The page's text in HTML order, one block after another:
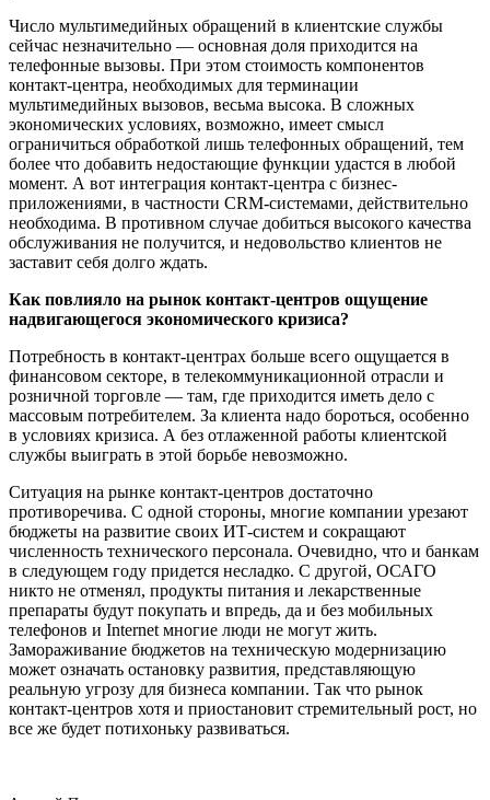
Число мультимедийных обращений в клиентские службы
сейчас незначительно — основная доля приходится на
телефонные вызовы. При этом стоимость компонентов
контакт-центра, необходимых для терминации
мультимедийных вызовов, весьма высока. В сложных
экономических условиях, возможно, имеет смысл
ограничиться обработкой лишь телефонных обращений, тем
более что добавить недостающие функции удастся в любой
момент. А вот интеграция контакт-центра с бизнес-
приложениями, в частности CRM-системами, действительно
необходима. В противном случае добиться высокого качества
обслуживания не получится, и недовольство клиентов не
заставит себя долго ждать.
Как повлияло на рынок контакт-центров ощущение
надвигающегося экономического кризиса?
Потребность в контакт-центрах больше всего ощущается в
финансовом секторе, в телекоммуникационной отрасли и
розничной торговле — там, где приходится иметь дело с
массовым потребителем. За клиента надо бороться, особенно
в условиях кризиса. А без отлаженной работы клиентской
службы выиграть в этой борьбе невозможно.
Ситуация на рынке контакт-центров достаточно
противоречива. С одной стороны, многие компании урезают
бюджеты на развитие своих ИТ-систем и сокращают
численность технического персонала. Очевидно, что и банкам
в следующем году придется несладко. С другой, ОСАГО
никто не отменял, продукты питания и лекарственные
препараты будут покупать и впредь, да и без мобильных
телефонов и Internet многие люди не могут жить.
Замораживание бюджетов на техническую модернизацию
может означать остановку развития, представляющую
реальную угрозу для бизнеса компании. Так что рынок
контакт-центров хотя и приостановит стремительный рост, но
все же будет потихоньку развиваться.